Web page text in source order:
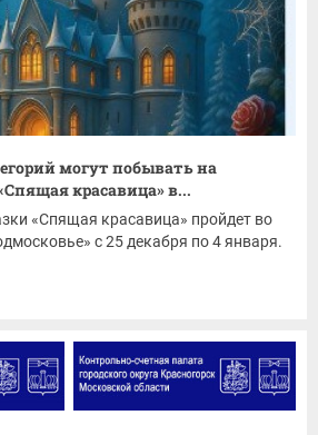
могут побывать на
красавица» в...
«Спящая красавица» пройдет во
с 25 декабря по 4 января.